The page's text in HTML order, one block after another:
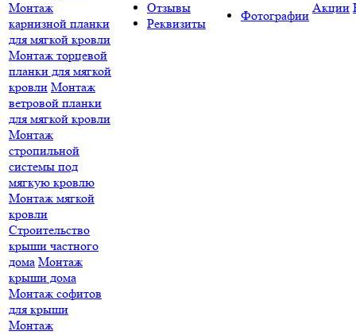
Монтаж
карнизной планки
для мягкой кровли
Монтаж торцевой
планки для мягкой
кровли Монтаж
ветровой планки
для мягкой кровли
Монтаж
стропильной
системы под
мягкую кровлю
Монтаж мягкой
кровли
Строительство
крыши частного
дома Монтаж
крыши дома
Монтаж софитов
для крыши
Монтаж
Отзывы
Реквизиты
Фотографии
Акции